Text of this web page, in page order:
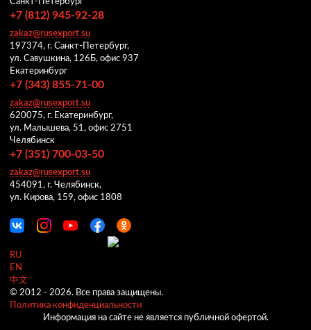
+7 (812) 945-92-28
zakaz@rusexport.su
197374, г. Санкт-Петербург,
ул. Савушкина, 126Б, офис 937
Екатеринбург
+7 (343) 855-71-00
zakaz@rusexport.su
620075, г. Екатеринбург,
ул. Малышева, 51, офис 2751
Челябинск
+7 (351) 700-03-50
zakaz@rusexport.su
454091, г. Челябинск,
ул. Кирова, 159, офис 1808
RU
EN
中文
© 2012 - 2026. Все права защищены.
Политика конфиденциальности
Информация на сайте не является публичной офертой.